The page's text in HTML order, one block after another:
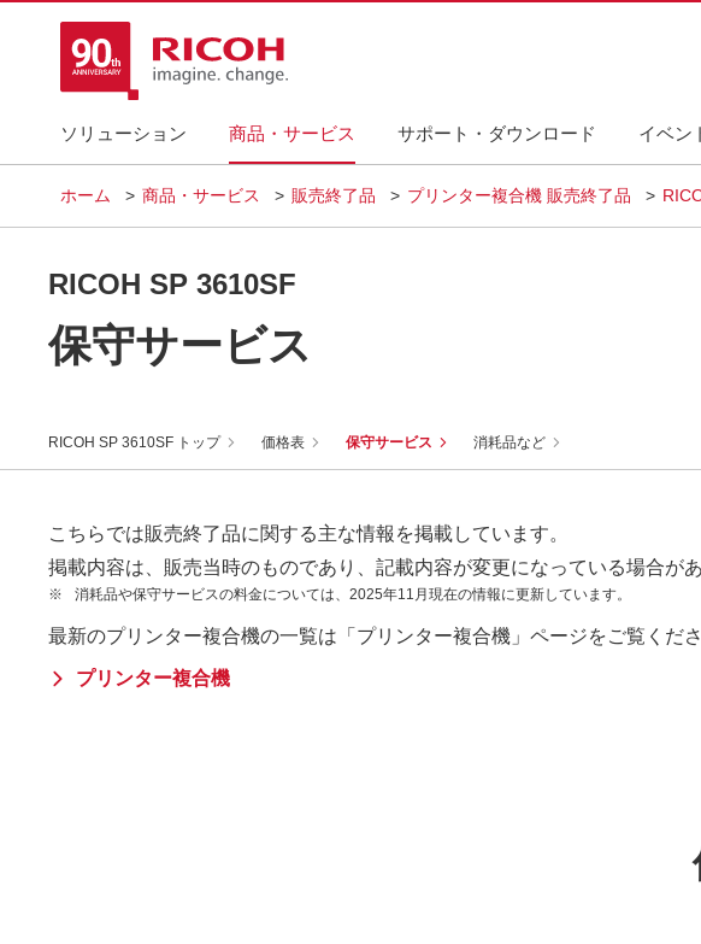
ソリューション 商品・サービス サポート・ダウンロード イベン
ホーム 商品・サービス 販売終了品 プリンター複合機 販売終了品
RICOH SP 3610SF
保守サービス
RICOH SP 3610SF トップ 価格表 保守サービス 消耗品など
こちらでは販売終了品に関する主な情報を掲載しています。
掲載内容は、販売当時のものであり、記載内容が変更になっている場合が
※ 消耗品や保守サービスの料金については、2025年11月現在の情報に更新しています。
最新のプリンター複合機の一覧は「プリンター複合機」ページをご覧くださ
プリンター複合機